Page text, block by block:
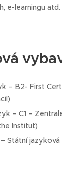
e-learningu atd.
– B2- First
– C1 –
Institut)
Státní jazyková